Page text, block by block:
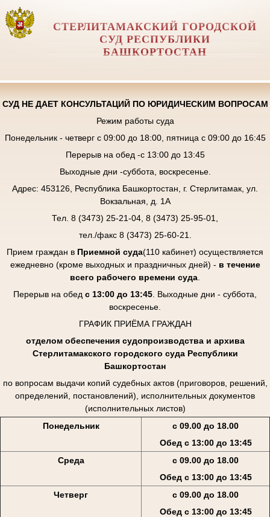
СТЕРЛИТАМАКСКИЙ ГОРОДСКОЙ
СУД РЕСПУБЛИКИ
БАШКОРТОСТАН
СУД НЕ ДАЕТ КОНСУЛЬТАЦИЙ ПО ЮРИДИЧЕСКИМ ВОПРОСАМ
Режим работы суда
Понедельник - четверг с 09:00 до 18:00, пятница с 09:00 до 16:45
Перерыв на обед -с 13:00 до 13:45
Выходные дни -суббота, воскресенье.
Адрес: 453126, Республика Башкортостан, г. Стерлитамак, ул.
Вокзальная, д. 1А
Тел. 8 (3473) 25-21-04, 8 (3473) 25-95-01,
тел./факс 8 (3473) 25-60-21.
Прием граждан в Приемной суда(110 кабинет) осуществляется
ежедневно (кроме выходных и праздничных дней) - в течение
всего рабочего времени суда
Перерыв на обед с 13:00 до 13:45 . Выходные дни - суббота,
воскресенье.
ГРАФИК ПРИЁМА ГРАЖДАН
отделом обеспечения судопроизводства и архива
Стерлитамакского городского суда Республики
Башкортостан
по вопросам выдачи копий судебных актов (приговоров, решений,
определений, постановлений), исполнительных документов
(исполнительных листов)
Понедельник
с 09.00 до 18.00
Обед с 13:00 до 13:45
Среда
с 09.00 до 18.00
Обед с 13:00 до 13:45
Четверг
с 09.00 до 18.00
Обед с 13:00 до 13:45